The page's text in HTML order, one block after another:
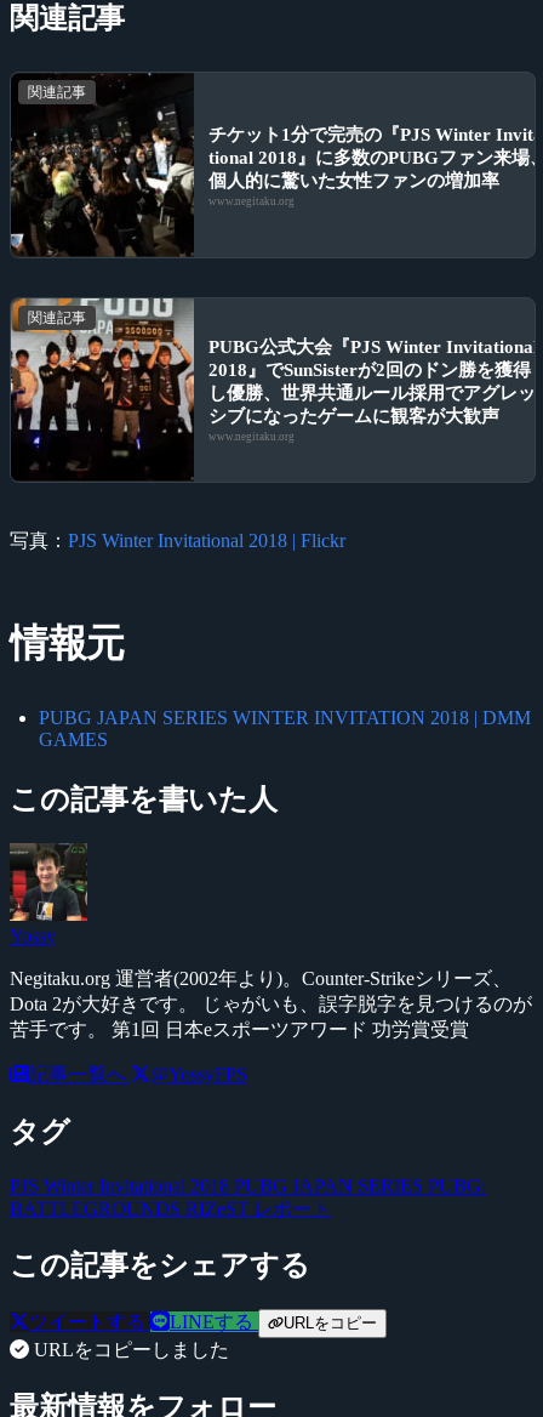
関連記事
関連記事
チケット1分で完売の『PJS Winter Invita
tional 2018』に多数のPUBGファン来場
個人的に驚いた女性ファンの増加率
www.negitaku.org
関連記事
PUBG公式大会『PJS Winter Invitational
2018』でSunSisterが2回のドン勝を獲得
し優勝、世界共通ルール採用でアグレッ
シブになったゲームに観客が大歓声
www.negitaku.org
写真： PJS Winter Invitational 2018 | Flickr
情報元
PUBG JAPAN SERIES WINTER INVITATION 2018 | DMM
GAMES
この記事を書いた人
Yossy
Negitaku.org 運営者(2002年より)。Counter-Strikeシリーズ、
Dota 2が大好きです。 じゃがいも、誤字脱字を見つけるのが
苦手です。 第1回 日本eスポーツアワード 功労賞受賞
記事一覧へ @YossyFPS
タグ
PJS Winter Invitational 2018 PUBG JAPAN SERIES PUBG:
BATTLEGROUNDS RIZeST レポート
この記事をシェアする
ツイートする LINEする URLをコピー
URLをコピーしました
最新情報をフォロー